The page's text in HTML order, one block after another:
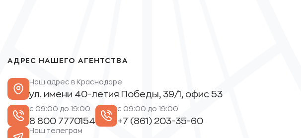
АДРЕС НАШЕГО АГЕНТСТВА
Наш адрес в Краснодаре
ул. имени 40-летия Победы, 39/1, офис 53
с 09:00 до 19:00
8 800 7770154
с 09:00 до 19:00
+7 (861) 203-35-60
Наш телеграм